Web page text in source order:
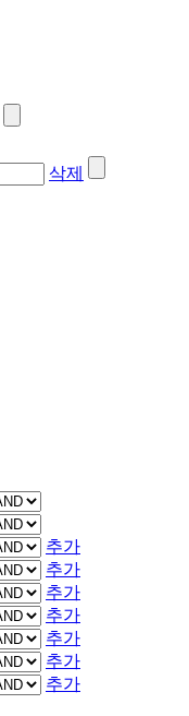
삭제
추가
추가
추가
추가
추가
추가
추가